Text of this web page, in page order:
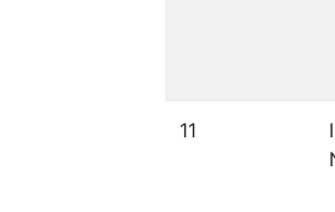
11